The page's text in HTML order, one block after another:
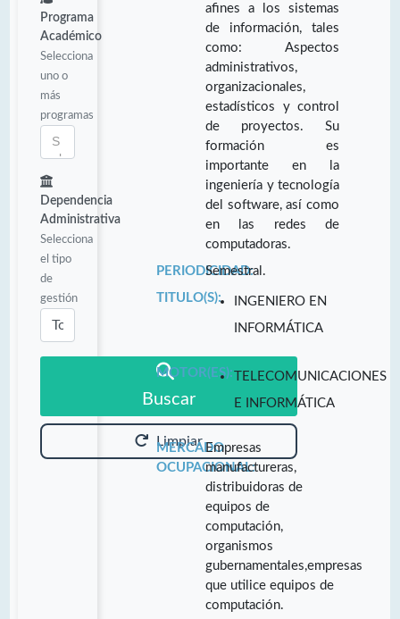
Programa
Académico
Selecciona
uno o
más
programas
Dependencia
Administrativa
Selecciona
el tipo
de
gestión
Buscar
Limpiar
afines a los sistemas
de información, tales
como: Aspectos
administrativos,
organizacionales,
estadísticos y control
de proyectos. Su
formación es
importante en la
ingeniería y tecnología
del software, así como
en las redes de
computadoras.
PERIODICIDAD:
Semestral.
TITULO(S):
INGENIERO EN
INFORMÁTICA
MOTOR(ES):TELECOMUNICACIONES
E INFORMÁTICA
MERCADO
OCUPACIONAL:
Empresas
manufactureras,
distribuidoras de
equipos de
computación,
organismos
gubernamentales,empresas
que utilice equipos de
computación.